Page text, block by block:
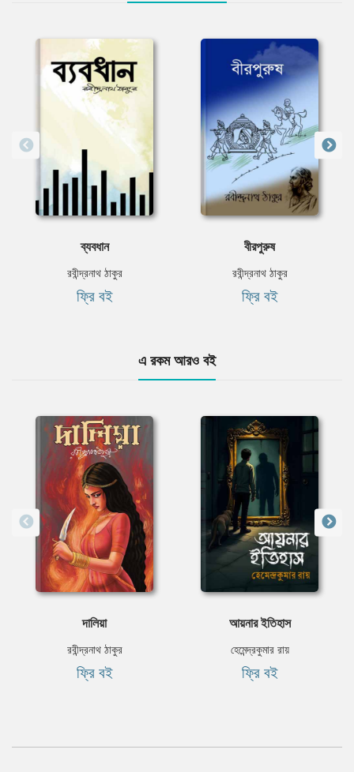
ব্যবধান
রবীন্দ্রনাথ ঠাকুর
ফ্রি বই
বীরপুরুষ
রবীন্দ্রনাথ ঠাকুর
ফ্রি বই
এ রকম আরও বই
দালিয়া
রবীন্দ্রনাথ ঠাকুর
ফ্রি বই
আয়নার ইতিহাস
হেমেন্দ্রকুমার রায়
ফ্রি বই